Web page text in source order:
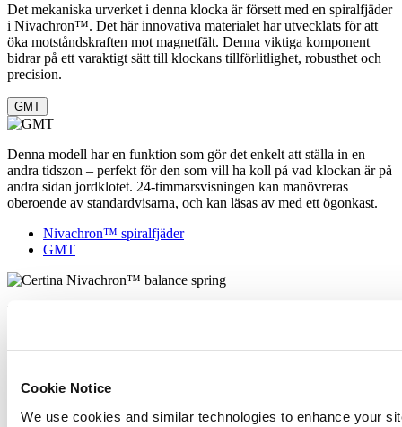
Cookie Notice
We use cookies and similar technologies to enhance your
Det mekaniska urverket i denna klocka är försett med en spiralfjäder
i Nivachron™. Det här innovativa materialet har utvecklats för att
öka motståndskraften mot magnetfält. Denna viktiga komponent
bidrar på ett varaktigt sätt till klockans tillförlitlighet, robusthet och
precision.
GMT
Denna modell har en funktion som gör det enkelt att ställa in en
andra tidszon – perfekt för den som vill ha koll på vad klockan är på
andra sidan jordklotet. 24-timmarsvisningen kan manövreras
oberoende av standardvisarna, och kan läsas av med ett ögonkast.
Nivachron™ spiralfjäder
GMT
Det mekaniska urverket i denna klocka är försett med en spiralfjäder